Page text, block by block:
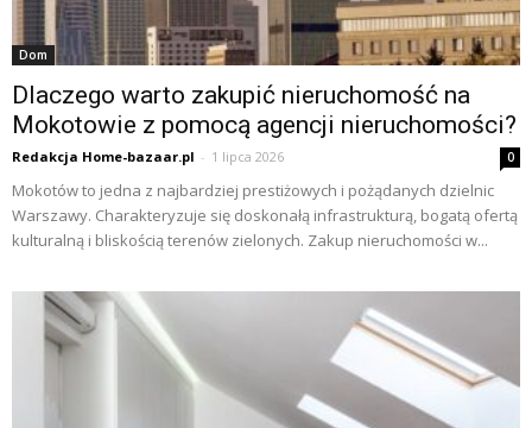
Dom
Dlaczego warto zakupić nieruchomość na
Mokotowie z pomocą agencji nieruchomości?
Redakcja Home-bazaar.pl - 1 lipca 2026 0
Mokotów to jedna z najbardziej prestiżowych i pożądanych dzielnic
Warszawy. Charakteryzuje się doskonałą infrastrukturą, bogatą ofertą
kulturalną i bliskością terenów zielonych. Zakup nieruchomości w...